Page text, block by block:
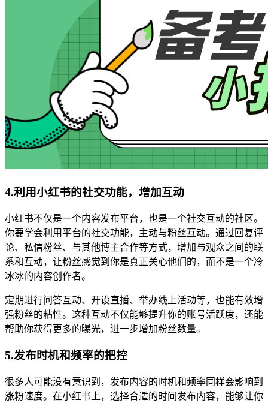
4.利用小红书的社交功能，增加互动
小红书不仅是一个内容发布平台，也是一个社交互动的社区。
你要学会利用平台的社交功能，主动与粉丝互动。通过回复评
论、私信粉丝、与其他博主合作等方式，增加与观众之间的联
系和互动，让粉丝感觉到你是真正关心他们的，而不是一个冷
冰冰的内容创作者。
定期进行问答互动、开设直播、举办线上活动等，也能有效增
强粉丝的粘性。这种互动不仅能够提升你的账号活跃度，还能
帮助你获得更多的曝光，进一步增加粉丝数量。
5.发布时机和频率的把控
很多人可能没有意识到，发布内容的时机和频率同样会影响到
涨粉速度。在小红书上，选择合适的时间发布内容，能够让你